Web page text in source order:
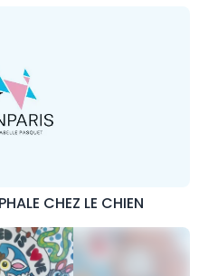
CHEZ LE CHIEN